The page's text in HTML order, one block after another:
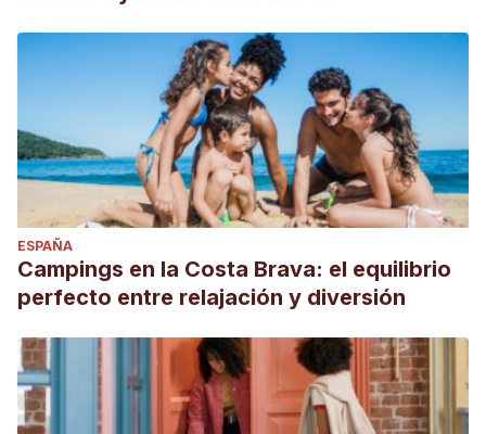
ESPAÑA
Campings en la Costa Brava: el equilibrio
perfecto entre relajación y diversión